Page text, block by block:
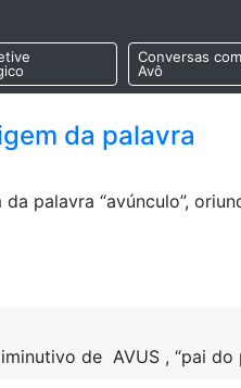
Conversas
Avô
da palavra
palavra “avúnculo”,
de AVUS , “pai do